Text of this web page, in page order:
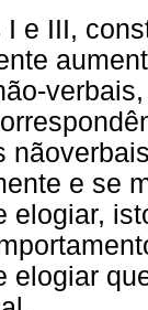
e III,
e se
elogiar,
elogiar